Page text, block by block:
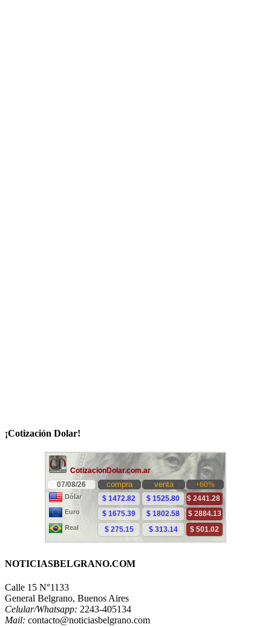
¡Cotización Dolar!
NOTICIASBELGRANO.COM
Calle 15 N°1133
General Belgrano, Buenos Aires
Celular/Whatsapp: 2243-405134
Mail: contacto@noticiasbelgrano.com